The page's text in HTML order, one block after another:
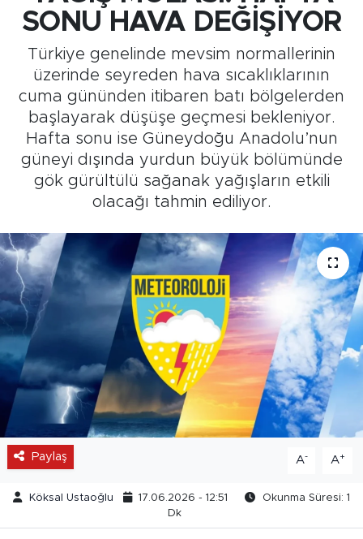
SONU HAVA DEĞİŞİYOR
Türkiye genelinde mevsim normallerinin
üzerinde seyreden hava sıcaklıklarının
cuma gününden itibaren batı bölgelerden
başlayarak düşüşe geçmesi bekleniyor.
Hafta sonu ise Güneydoğu Anadolu’nun
güneyi dışında yurdun büyük bölümünde
gök gürültülü sağanak yağışların etkili
olacağı tahmin ediliyor.
Paylaş A- A+
Köksal Ustaoğlu 17.06.2026 - 12:51
Okunma Süresi: 1
Dk
Medya
Sağlık
Siyaset
Teknoloji
GURBETTEN SILAYA
Foto Galeri
Köşe Yazarları
Ulusal Son Dakika Haberleri